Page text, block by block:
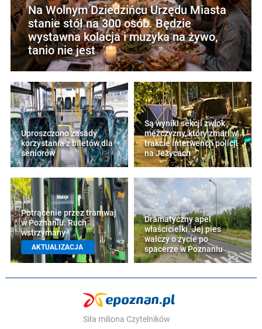
Na Wolnym Dziedzińcu Urzędu Miasta
stanie stół na 300 osób. Będzie
wystawna kolacja i muzyka na żywo,
tanio nie jest
Uproszczono zasady
korzystania z biletów dla
seniorów
Są wyniki sekcji zwłok
mężczyzny, który zmarł w
trakcie interwencji policji
na Jeżycach
Potrącenie przez tramwaj
w Poznaniu. Ruch
wstrzymany
AKTUALIZACJA
Dramatyczny apel
właścicielki. Jej pies
walczy o życie po
spacerze w Poznaniu
Siła miliona Czytelników